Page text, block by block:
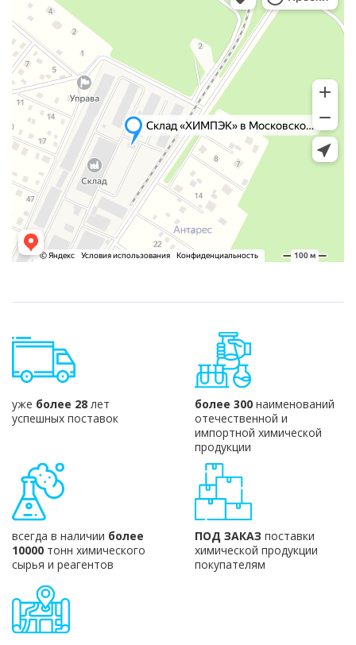
уже более 28 лет
успешных поставок
более 300наименований
отечественной и
импортной химической
продукции
всегда в наличии более
10000 тонн химического
сырья и реагентов
ПОД ЗАКАЗ поставки
химической продукции
покупателям